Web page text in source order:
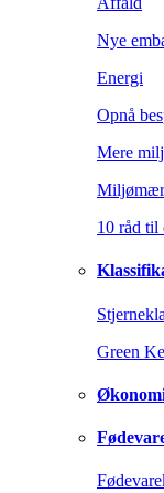
Nye
Energi
Opnå
Mere
10 råd til
Green